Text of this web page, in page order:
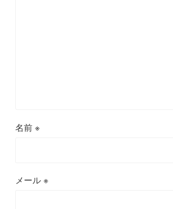
名前 ※
メール ※